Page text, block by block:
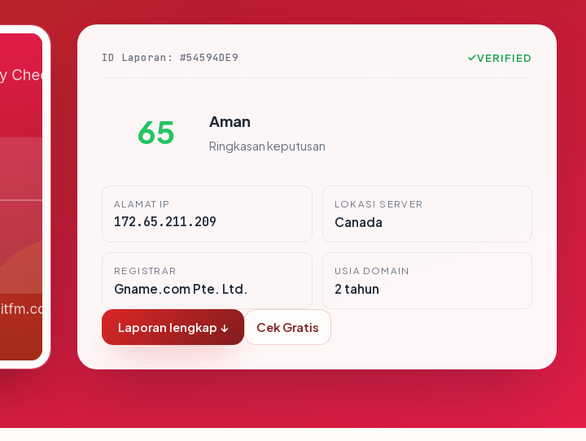
ID Laporan: #54594DE9 VERIFIED
65 Aman
Ringkasan keputusan
ALAMAT IP
172.65.211.209
LOKASI SERVER
Canada
REGISTRAR
Gname.com Pte. Ltd.
USIA DOMAIN
2 tahun
Laporan lengkap ↓ Cek Gratis